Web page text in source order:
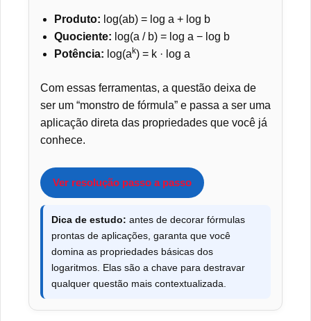
Produto: log(ab) = log a + log b
Quociente: log(a / b) = log a − log b
Potência: log(ak) = k · log a
Com essas ferramentas, a questão deixa de
ser um “monstro de fórmula” e passa a ser uma
aplicação direta das propriedades que você já
conhece.
Ver resolução passo a passo
Dica de estudo: antes de decorar fórmulas
prontas de aplicações, garanta que você
domina as propriedades básicas dos
logaritmos. Elas são a chave para destravar
qualquer questão mais contextualizada.